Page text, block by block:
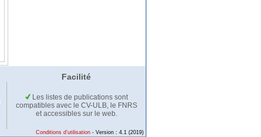
Facilité
Les listes de publications sont
compatibles avec le CV-ULB, le FNRS
et accessibles sur le web.
Conditions d'utilisation - Version : 4.1 (2019)